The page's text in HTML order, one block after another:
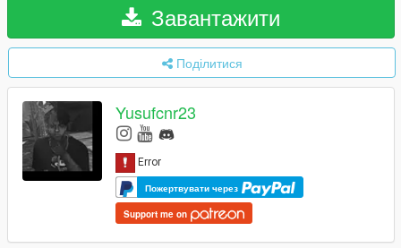
Завантажити
Поділитися
Yusufcnr23
Пожертвувати через
Support me on